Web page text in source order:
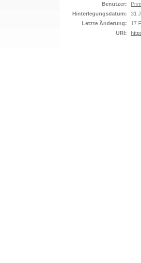
Benutzer:
Hinterlegungsdatum:
31
Letzte Änderung:
17
URI: